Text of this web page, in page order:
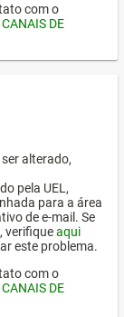
com o
CANAIS DE
alterado,
pela UEL,
para a área
de e-mail. Se
verifiqueaqui
este problema.
com o
CANAIS DE